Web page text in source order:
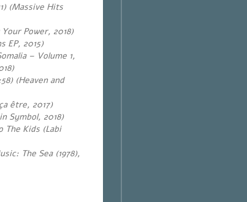
(Massive Hits
Power, 2018)
EP, 2015)
– Volume 1,
(Heaven and
être, 2017)
Symbol, 2018)
The Kids (Labi
The Sea (1978),